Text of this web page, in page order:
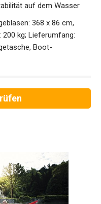
auf dem Wasser
368 x 86 cm,
200 kg; Lieferumfang:
Boot-